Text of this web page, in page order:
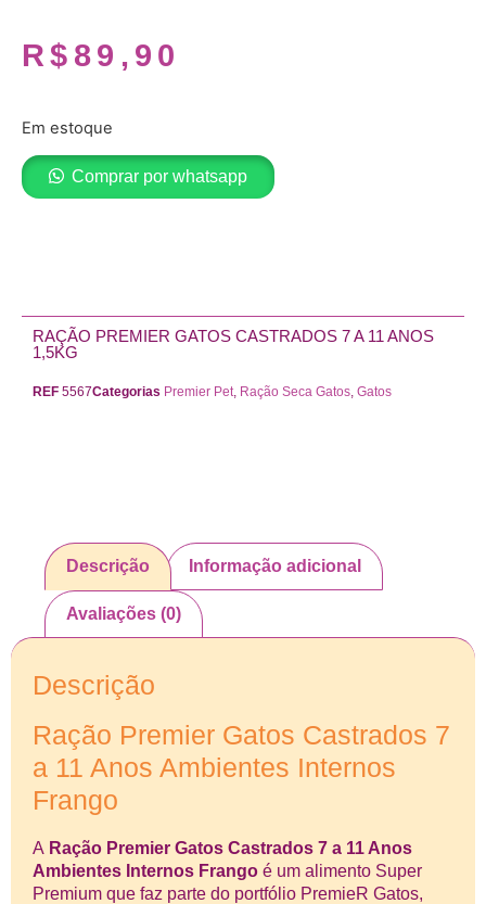
R$ 89,90
Em estoque
Comprar por whatsapp
RAÇÃO PREMIER GATOS CASTRADOS 7 A 11 ANOS
1,5KG
REF 5567Categorias Premier Pet, Ração Seca Gatos, Gatos
Descrição Informação adicional
Avaliações (0)
Descrição
Ração Premier Gatos Castrados 7
a 11 Anos Ambientes Internos
Frango
A Ração Premier Gatos Castrados 7 a 11 Anos
Ambientes Internos Frango é um alimento Super
Premium que faz parte do portfólio PremieR Gatos,